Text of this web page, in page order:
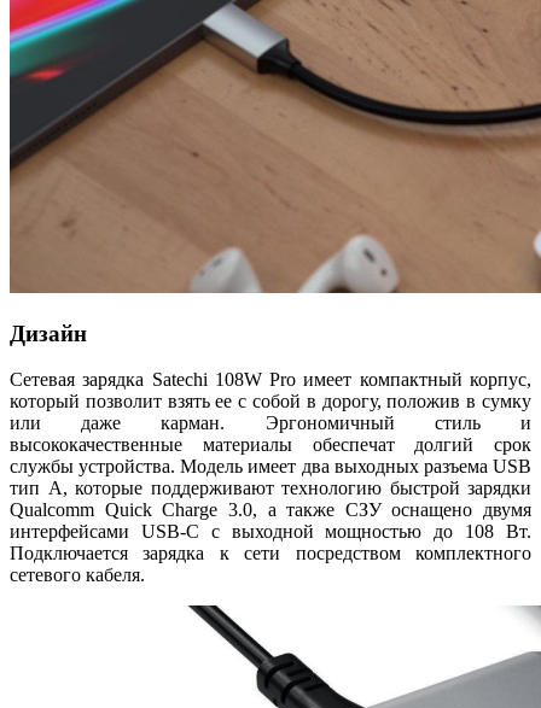
Дизайн
Сетевая зарядка Satechi 108W Pro имеет компактный корпус,
который позволит взять ее с собой в дорогу, положив в сумку
или даже карман. Эргономичный стиль и
высококачественные материалы обеспечат долгий срок
службы устройства. Модель имеет два выходных разъема USB
тип A, которые поддерживают технологию быстрой зарядки
Qualcomm Quick Charge 3.0, а также СЗУ оснащено двумя
интерфейсами USB-C с выходной мощностью до 108 Вт.
Подключается зарядка к сети посредством комплектного
сетевого кабеля.